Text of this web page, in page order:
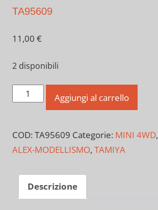
TA95609
11,00 €
2 disponibili
TA95609
quantità
Aggiungi al carrello
COD: TA95609 Categorie: MINI 4WD,
ALEX-MODELLISMO, TAMIYA
Descrizione